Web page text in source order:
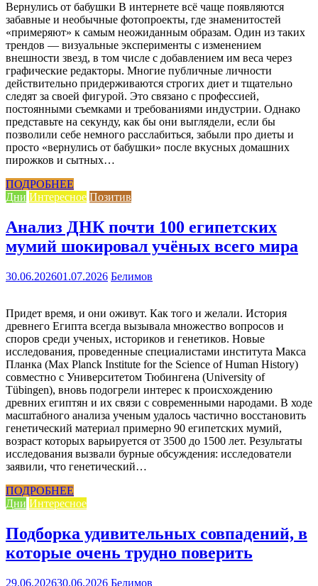
Вернулись от бабушки В интернете всё чаще появляются
забавные и необычные фотопроекты, где знаменитостей
«примеряют» к самым неожиданным образам. Один из таких
трендов — визуальные эксперименты с изменением
внешности звезд, в том числе с добавлением им веса через
графические редакторы. Многие публичные личности
действительно придерживаются строгих диет и тщательно
следят за своей фигурой. Это связано с профессией,
постоянными съемками и требованиями индустрии. Однако
представьте на секунду, как бы они выглядели, если бы
позволили себе немного расслабиться, забыли про диеты и
просто «вернулись от бабушки» после вкусных домашних
пирожков и сытных…
ПОДРОБНЕЕ
Дни Интересное Позитив
Анализ ДНК почти 100 египетских
мумий шокировал учёных всего мира
30.06.202601.07.2026 Белимов
Придет время, и они оживут. Как того и желали. История
древнего Египта всегда вызывала множество вопросов и
споров среди ученых, историков и генетиков. Новые
исследования, проведенные специалистами института Макса
Планка (Max Planck Institute for the Science of Human History)
совместно с Университетом Тюбингена (University of
Tübingen), вновь подогрели интерес к происхождению
древних египтян и их связи с современными народами. В ходе
масштабного анализа ученым удалось частично восстановить
генетический материал примерно 90 египетских мумий,
возраст которых варьируется от 3500 до 1500 лет. Результаты
исследования вызвали бурные обсуждения: исследователи
заявили, что генетический…
ПОДРОБНЕЕ
Дни Интересное
Подборка удивительных совпадений, в
которые очень трудно поверить
29.06.202630.06.2026 Белимов